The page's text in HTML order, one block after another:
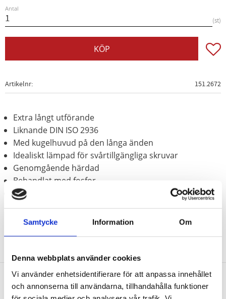
Samtycke Information Om
Denna webbplats använder cookies
Vi använder enhetsidentifierare för att anpassa innehållet
och annonserna till användarna, tillhandahålla funktioner
Antal
st
KÖP
Artikelnr 151.2672
Extra långt utförande
Liknande DIN ISO 2936
Med kugelhuvud på den långa änden
Idealiskt lämpad för svårtillgängliga skruvar
Genomgående härdad
Behandlat med fosfor
Speciellt-verktygsstål
Nyhetsbrev